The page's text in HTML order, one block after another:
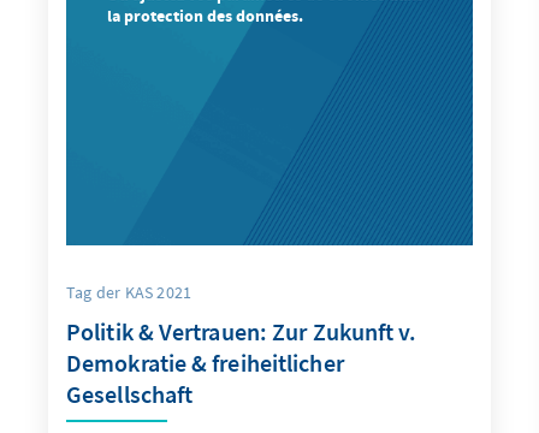
la protection des données.
Tag der KAS 2021
Politik & Vertrauen: Zur Zukunft v.
Demokratie & freiheitlicher
Gesellschaft